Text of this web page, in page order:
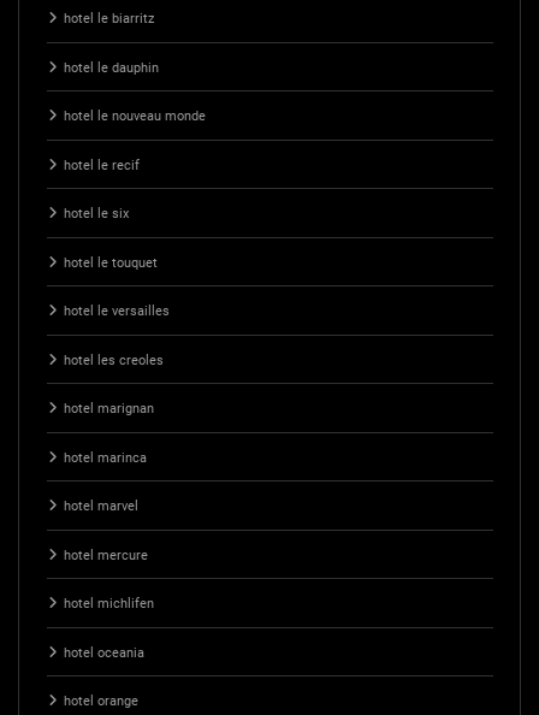
hotel le biarritz
hotel le dauphin
hotel le nouveau monde
hotel le recif
hotel le six
hotel le touquet
hotel le versailles
hotel les creoles
hotel marignan
hotel marinca
hotel marvel
hotel mercure
hotel michlifen
hotel oceania
hotel orange